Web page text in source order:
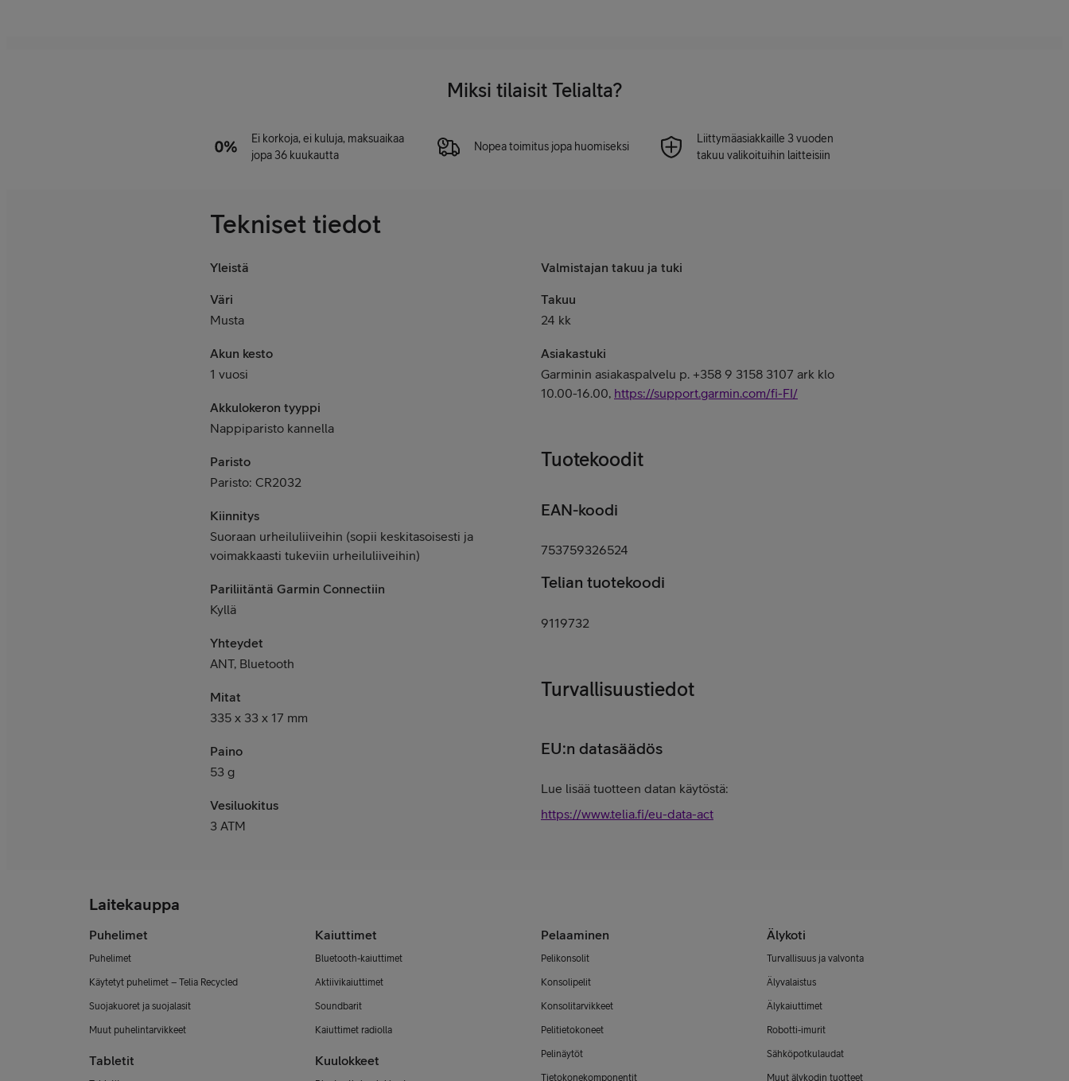
Miksi tilaisit Telialta?
Ei korkoja, ei kuluja, maksuaikaa
jopa 36 kuukautta
Nopea toimitus jopa huomiseksi
Liittymäasiakkaille 3 vuoden
takuu valikoituihin laitteisiin
Tekniset tiedot
Yleistä
Väri
Musta
Akun kesto
1 vuosi
Akkulokeron tyyppi
Nappiparisto kannella
Paristo
Paristo: CR2032
Kiinnitys
Suoraan urheiluliiveihin (sopii keskitasoisesti ja
voimakkaasti tukeviin urheiluliiveihin)
Pariliitäntä Garmin Connectiin
Kyllä
Yhteydet
ANT, Bluetooth
Mitat
335 x 33 x 17 mm
Paino
53 g
Vesiluokitus
3 ATM
Valmistajan takuu ja tuki
Takuu
24 kk
Asiakastuki
Garminin asiakaspalvelu p. +358 9 3158 3107 ark klo
10.00-16.00, https://support.garmin.com/fi-FI/
Tuotekoodit
EAN-koodi
753759326524
Telian tuotekoodi
9119732
Turvallisuustiedot
EU:n datasäädös
Lue lisää tuotteen datan käytöstä:
https://www.telia.fi/eu-data-act
Laitekauppa
Puhelimet
Puhelimet
Käytetyt puhelimet – Telia Recycled
Suojakuoret ja suojalasit
Muut puhelintarvikkeet
Tabletit
Kaiuttimet
Bluetooth-kaiuttimet
Aktiivikaiuttimet
Soundbarit
Kaiuttimet radiolla
Kuulokkeet
Pelaaminen
Pelikonsolit
Konsolipelit
Konsolitarvikkeet
Pelitietokoneet
Pelinäytöt
Tietokonekomponentit
Älykoti
Turvallisuus ja valvonta
Älyvalaistus
Älykaiuttimet
Robotti-imurit
Sähköpotkulaudat
Muut älykodin tuotteet